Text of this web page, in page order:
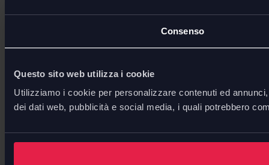
Consenso
Questo sito web utilizza i cookie
Utilizziamo i cookie per personalizzare contenuti ed
dei dati web, pubblicità e social media, i quali potrebbero